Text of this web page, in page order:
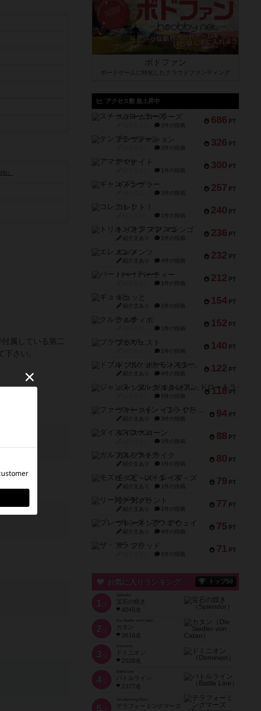
）
属している第二
さい。
ボドファン
ボードゲームに特化したクラウドファンディング
アクセス数 急上昇中
686 PT
スチームローラーズ
2件の投稿
326 PT
テンプテーション
2件の投稿
300 PT
アマナイト
1件の投稿
257 PT
ギャンブラー
2件の投稿
240 PT
コレクト！
1件の投稿
236 PT
トリオンフ ア マレンゴ
紹介文あり 1件の投稿
232 PT
エレメンツ
紹介文あり 4件の投稿
212 PT
バー！パーティー
1件の投稿
154 PT
ギョッと
紹介文あり 1件の投稿
152 PT
クルティボ
1件の投稿
140 PT
ブラヴェスト
1件の投稿
122 PT
ドブル：ポケットモンスター
紹介文あり 4件の投稿
118 PT
ジャンヌ・ダルク-オルレアン ドロー＆ライト
5件の投稿
94 PT
ファースト・イン・フライト
紹介文あり 3件の投稿
88 PT
ダイススローン
1件の投稿
80 PT
ガルフストライク
紹介文あり 1件の投稿
79 PT
モズビ－ズ・レイダ－ズ
紹介文あり 1件の投稿
77 PT
リー対グラント
紹介文あり 1件の投稿
75 PT
ブレーキング・アウェイ
紹介文あり 4件の投稿
71 PT
ザ・フラッド
1件の投稿
お気に入りランキング トップ50
1 位
宝石の煌き
4040名
2 位
Die Siedler von Catan
カタン
3616名
3 位
ドミニオン
2528名
4位
Battle Line
バトルライン
2377名
5 位
Terraforming Mars
テラフォーミングマーズ